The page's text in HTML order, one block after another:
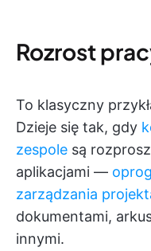
Rozrost
To klasyczny
Dzieje się tak, gdy
zespole są
aplikacjami —
zarządzania
dokumentami,
innymi.